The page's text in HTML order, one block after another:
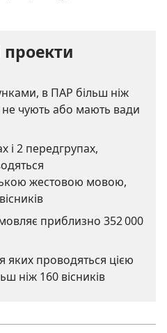
проекти
в ПАР більш ніж
чують або мають вади
і 2 передгрупах,
жестовою мовою,
приблизно 352 000
яких проводяться цією
ніж 160 вісників